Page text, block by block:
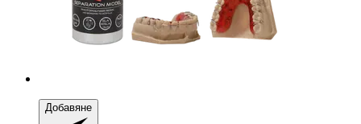
Добавяне